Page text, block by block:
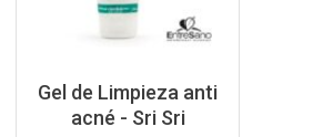
Gel de Limpieza anti
acné - Sri Sri